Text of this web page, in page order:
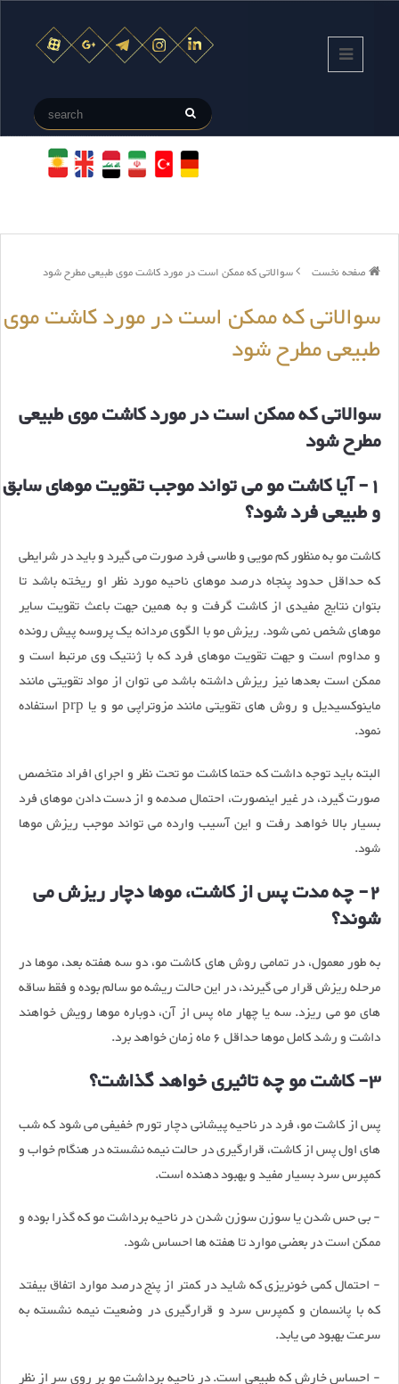
صفحه نخست سوالاتی که ممکن است در مورد کاشت موی طبیعی مطرح شود
سوالاتی که ممکن است در مورد کاشت موی
طبیعی مطرح شود
سوالاتی که ممکن است در مورد کاشت موی طبیعی
مطرح شود
1- آیا کاشت مو می تواند موجب تقویت موهای سابق
و طبیعی فرد شود؟
کاشت مو به منظور کم مویی و طاسی فرد صورت می گیرد و باید در شرایطی
که حداقل حدود پنجاه درصد موهای ناحیه مورد نظر او ریخته باشد تا
بتوان نتایج مفیدی از کاشت گرفت و به همین جهت باعث تقویت سایر
موهای شخص نمی شود. ریزش مو با الگوی مردانه یک پروسه پیش رونده
و مداوم است و جهت تقویت موهای فرد که با ژنتیک وی مرتبط است و
ممکن است بعدها نیز ریزش داشته باشد می توان از مواد تقویتی مانند
ماینوکسیدیل و روش های تقویتی مانند مزوتراپی مو و یا prp استفاده
نمود.
البته باید توجه داشت که حتما کاشت مو تحت نظر و اجرای افراد متخصص
صورت گیرد، در غیر اینصورت، احتمال صدمه و از دست دادن موهای فرد
بسیار بالا خواهد رفت و این آسیب وارده می تواند موجب ریزش موها
شود.
2- چه مدت پس از کاشت، موها دچار ریزش می
شوند؟
به طور معمول، در تمامی روش های کاشت مو، دو سه هفته بعد، موها در
مرحله ریزش قرار می گیرند، در این حالت ریشه مو سالم بوده و فقط ساقه
های مو می ریزد. سه یا چهار ماه پس از آن، دوباره موها رویش خواهند
داشت و رشد کامل موها حداقل 6 ماه زمان خواهد برد.
3- کاشت مو چه تاثیری خواهد گذاشت؟
پس از کاشت مو، فرد در ناحیه پیشانی دچار تورم خفیفی می شود که شب
های اول پس از کاشت، قرارگیری در حالت نیمه نشسته در هنگام خواب و
کمپرس سرد بسیار مفید و بهبود دهنده است.
- بی حس شدن یا سوزن سوزن شدن در ناحیه برداشت مو که گذرا بوده و
ممکن است در بعضی موارد تا هفته ها احساس شود.
- احتمال کمی خونریزی که شاید در کمتر از پنج درصد موارد اتفاق بیفتد
که با پانسمان و کمپرس سرد و قرارگیری در وضعیت نیمه نشسته به
سرعت بهبود می یابد.
- احساس خارش که طبیعی است. در ناحیه برداشت مو بر روی سر از نظر